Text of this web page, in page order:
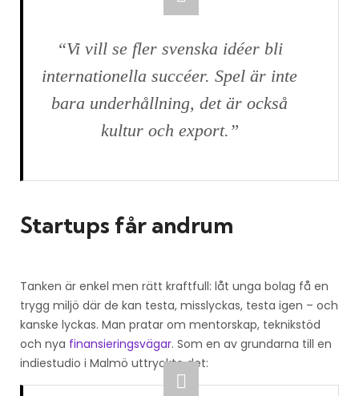
“Vi vill se fler svenska idéer bli
internationella succéer. Spel är inte
bara underhållning, det är också
kultur och export.”
Startups får andrum
Tanken är enkel men rätt kraftfull: låt unga bolag få en
trygg miljö där de kan testa, misslyckas, testa igen – och
kanske lyckas. Man pratar om mentorskap, teknikstöd
och nya finansieringsvägar. Som en av grundarna till en
indie­studio i Malmö uttryckte det: